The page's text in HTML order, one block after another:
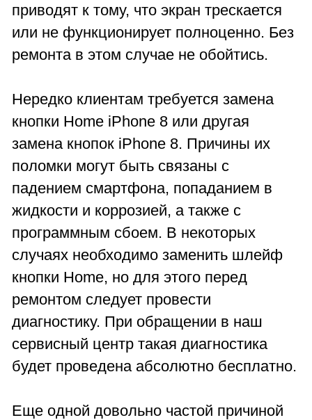
приводят к тому, что экран трескается
или не функционирует полноценно. Без
ремонта в этом случае не обойтись.
Нередко клиентам требуется замена
кнопки Home iPhone 8 или другая
замена кнопок iPhone 8. Причины их
поломки могут быть связаны с
падением смартфона, попаданием в
жидкости и коррозией, а также с
программным сбоем. В некоторых
случаях необходимо заменить шлейф
кнопки Home, но для этого перед
ремонтом следует провести
диагностику. При обращении в наш
сервисный центр такая диагностика
будет проведена абсолютно бесплатно.
Еще одной довольно частой причиной